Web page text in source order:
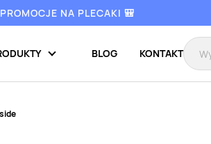
NA PLECAKI 🎒
BLOG KONTAKT